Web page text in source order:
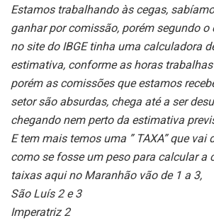
Estamos trabalhando às cegas,
ganhar por comissão, porém segundo o
no site do IBGE tinha uma calculadora
estimativa, conforme as horas
porém as comissões que estamos
setor são absurdas, chega até a ser
chegando nem perto da estimativa
E tem mais temos uma ” TAXA” que vai
como se fosse um peso para calcular a
taixas aqui no Maranhão vão de 1 a 3,
São Luís 2 e 3
Imperatriz 2